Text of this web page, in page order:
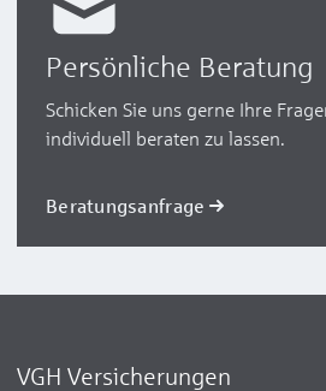
Persönliche Beratung
Schicken Sie uns gerne Ihre
individuell beraten zu lassen.
Beratungsanfrage
VGH Versicherungen